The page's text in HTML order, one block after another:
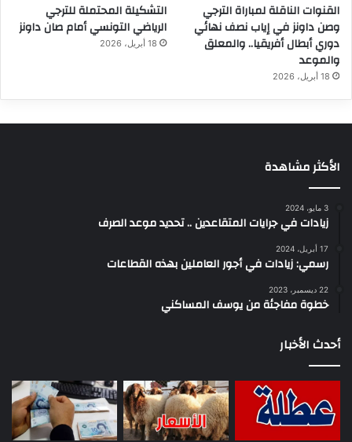
القنوات الناقلة لمباراة الترجي
وصن داونز في إياب نصف نهائي
دوري أبطال أفريقيا.. والمعلق
والموعد
18 أبريل، 2026
التشكيلة المحتملة للترجي
الرياضي التونسي أمام صان داونز
18 أبريل، 2026
الأكثر مشاهدة
3 مايو، 2024
زيادات في جرايات المتقاعدين .. تحديد موعد الصرف
17 أبريل، 2024
رسمي: زيادات في أجور العاملين بهذه القطاعات
22 ديسمبر، 2023
خطوة مفاجئة من يوسف المساكني
أحدث الأخبار